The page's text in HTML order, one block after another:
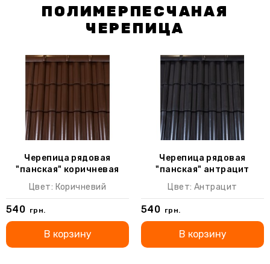
ПОЛИМЕРПЕСЧАНАЯ
ЧЕРЕПИЦА
Черепица рядовая
"панская" коричневая
Цвет: Коричневий
540 грн.
В корзину
Черепица рядовая
"панская" антрацит
Цвет: Антрацит
540 грн.
В корзину